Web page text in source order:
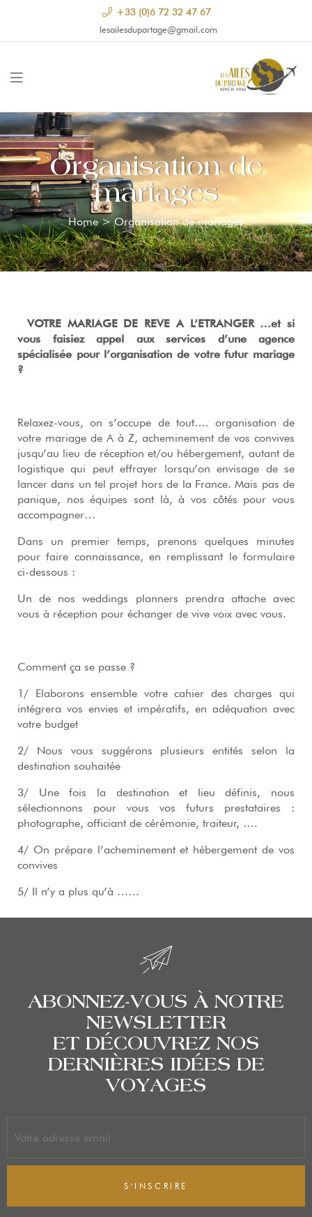
+33 (0)6 72 32 47 67
lesailesdupartage@gmail.com
Organisation de
mariages
Home>Organisation de mariages
VOTRE MARIAGE DE REVE A L’ETRANGER …et si
vous faisiez appel aux services d’une agence
spécialisée pour l’organisation de votre futur mariage
?
Relaxez-vous, on s’occupe de tout…. organisation de
votre mariage de A à Z, acheminement de vos convives
jusqu’au lieu de réception et/ou hébergement, autant de
logistique qui peut effrayer lorsqu’on envisage de se
lancer dans un tel projet hors de la France. Mais pas de
panique, nos équipes sont là, à vos côtés pour vous
accompagner…
Dans un premier temps, prenons quelques minutes
pour faire connaissance, en remplissant le formulaire
ci-dessous :
Un de nos weddings planners prendra attache avec
vous à réception pour échanger de vive voix avec vous.
Comment ça se passe ?
1/ Elaborons ensemble votre cahier des charges qui
intégrera vos envies et impératifs, en adéquation avec
votre budget
2/ Nous vous suggérons plusieurs entités selon la
destination souhaitée
3/ Une fois la destination et lieu définis, nous
sélectionnons pour vous vos futurs prestataires :
photographe, officiant de cérémonie, traiteur, ….
4/ On prépare l’acheminement et hébergement de vos
convives
5/ Il n’y a plus qu’à ……
ABONNEZ-VOUS À NOTRE
NEWSLETTER
ET DÉCOUVREZ NOS
DERNIÈRES IDÉES DE
VOYAGES
S'INSCRIRE